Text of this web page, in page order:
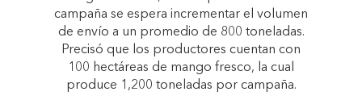
campaña se espera incrementar el volumen
de envío a un promedio de 800 toneladas.
Precisó que los productores cuentan con
100 hectáreas de mango fresco, la cual
produce 1,200 toneladas por campaña.